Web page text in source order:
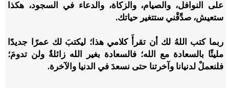
على النوافل، والصيام، والزكاة، والدعاء في السجود، هكذا
ستعيش، صدِّقْني ستتغير حياتك.
ربما كتب اللهُ لك أن تقرأَ كلامي هذا؛ ليكتبَ لك عمرًا جديدًا
مليئًا بالسعادة مع الله؛ فالسعادة بغير الله زائلةٌ ولن تدومَ؛
فلنعملْ لدنيانا وآخرتنا حتى نسعدَ في الدنيا والآخرة.